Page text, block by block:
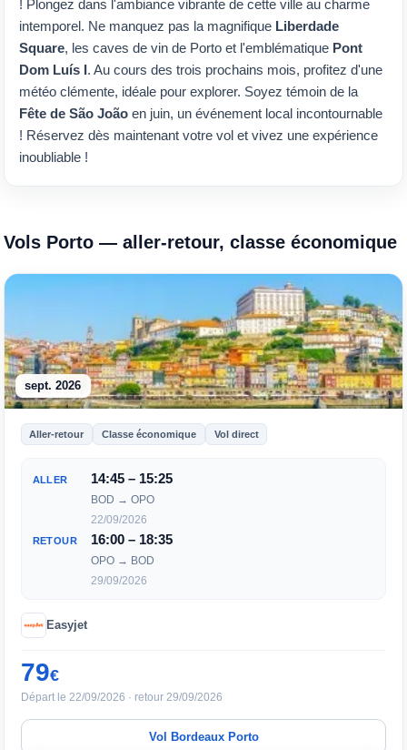
! Plongez dans l'ambiance vibrante de cette ville au charme
intemporel. Ne manquez pas la magnifique Liberdade
Square, les caves de vin de Porto et l'emblématique Pont
Dom Luís I. Au cours des trois prochains mois, profitez d'une
météo clémente, idéale pour explorer. Soyez témoin de la
Fête de São João en juin, un événement local incontournable
! Réservez dès maintenant votre vol et vivez une expérience
inoubliable !
Vols Porto — aller-retour, classe économique
sept. 2026
Aller-retour Classe économique Vol direct
ALLER 14:45 – 15:25
BOD → OPO
22/09/2026
RETOUR 16:00 – 18:35
OPO → BOD
29/09/2026
Easyjet
79€
Départ le 22/09/2026 · retour 29/09/2026
Vol Bordeaux Porto